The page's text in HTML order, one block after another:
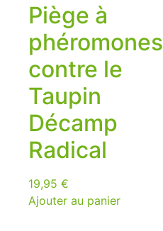
Piège à
phéromones
contre le
Taupin
Décamp
Radical
19,95 €
Ajouter au panier